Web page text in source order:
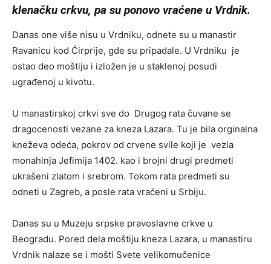
klenačku crkvu, pa su ponovo vraćene u Vrdnik.
Danas one više nisu u Vrdniku, odnete su u manastir
Ravanicu kod Ćirprije, gde su pripadale. U Vrdniku je
ostao deo moštiju i izložen je u staklenoj posudi
ugrađenoj u kivotu.
U manastirskoj crkvi sve do Drugog rata čuvane se
dragocenosti vezane za kneza Lazara. Tu je bila orginalna
kneževa odeća, pokrov od crvene svile koji je vezla
monahinja Jefimija 1402. kao i brojni drugi predmeti
ukrašeni zlatom i srebrom. Tokom rata predmeti su
odneti u Zagreb, a posle rata vraćeni u Srbiju.
Danas su u Muzeju srpske pravoslavne crkve u
Beogradu. Pored dela moštiju kneza Lazara, u manastiru
Vrdnik nalaze se i mošti Svete velikomučenice